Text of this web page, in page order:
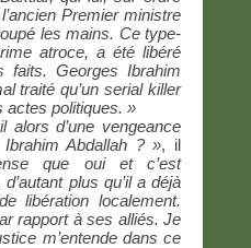
Premier ministre
les mains. Ce type-
atroce, a été libéré
Georges Ibrahim
traité qu’un serial killer
actes politiques. »
alors d’une vengeance
Ibrahim Abdallah ? », il
que oui et c’est
plus qu’il a déjà
libération localement.
rapport à ses alliés. Je
m’entende dans ce